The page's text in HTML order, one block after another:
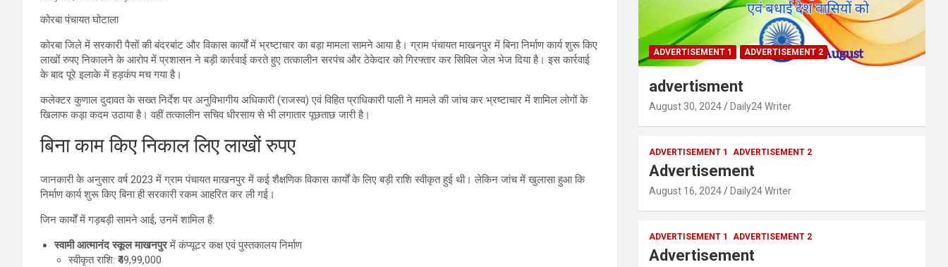
कोरबा पंचायत घोटाला
कोरबा जिले में सरकारी पैसों की बंदरबांट और विकास कार्यों में भ्रष्टाचार का बड़ा मामला सामने आया है। ग्राम पंचायत माखनपुर में बिना निर्माण कार्य शुरू किए
लाखों रुपए निकालने के आरोप में प्रशासन ने बड़ी कार्रवाई करते हुए तत्कालीन सरपंच और ठेकेदार को गिरफ्तार कर सिविल जेल भेज दिया है। इस कार्रवाई
के बाद पूरे इलाके में हड़कंप मच गया है।
कलेक्टर कुणाल दुदावत के सख्त निर्देश पर अनुविभागीय अधिकारी (राजस्व) एवं विहित प्राधिकारी पाली ने मामले की जांच कर भ्रष्टाचार में शामिल लोगों के
खिलाफ कड़ा कदम उठाया है। वहीं तत्कालीन सचिव धीरसाय से भी लगातार पूछताछ जारी है।
बिना काम किए निकाल लिए लाखों रुपए
जानकारी के अनुसार वर्ष 2023 में ग्राम पंचायत माखनपुर में कई शैक्षणिक विकास कार्यों के लिए बड़ी राशि स्वीकृत हुई थी। लेकिन जांच में खुलासा हुआ कि
निर्माण कार्य शुरू किए बिना ही सरकारी रकम आहरित कर ली गई।
जिन कार्यों में गड़बड़ी सामने आई, उनमें शामिल हैं:
स्वामी आत्मानंद स्कूल माखनपुरमें कंप्यूटर कक्ष एवं पुस्तकालय निर्माण
स्वीकृत राशि: ₹49,99,000
ADVERTISEMENT 1 ADVERTISEMENT 2
advertisment
August 30, 2024 Daily24 Writer
ADVERTISEMENT 1 ADVERTISEMENT 2
Advertisement
August 16, 2024 Daily24 Writer
ADVERTISEMENT 1 ADVERTISEMENT 2
Advertisement